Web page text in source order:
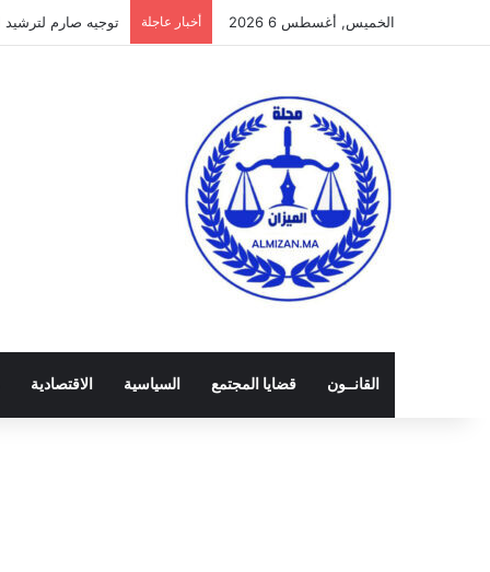
الخميس, أغسطس 6 2026 أخبار عاجلة توجيه صارم لترشيد
القانــون قضايا المجتمع السياسية الاقتصادية